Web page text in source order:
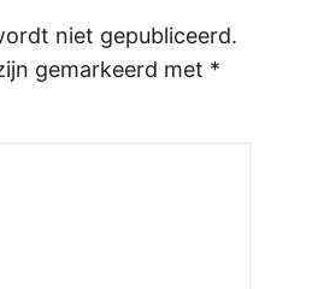
niet gepubliceerd.
gemarkeerd met *